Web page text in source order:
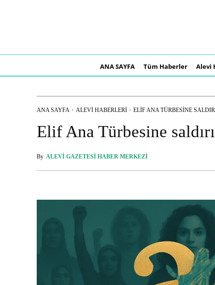
ANA SAYFA Tüm Haberler Alevi
ANA SAYFA ALEVI HABERLERI ELIF ANA TÜRBESINE
Elif Ana Türbesine
By ALEVI GAZETESI HABER MERKEZI